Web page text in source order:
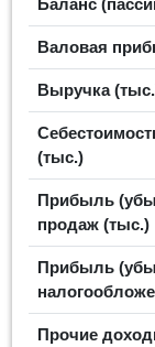
Баланс
Валовая
Выручка
(тыс.)
Прибыль
продаж (тыс.)
Прибыль
Прочие